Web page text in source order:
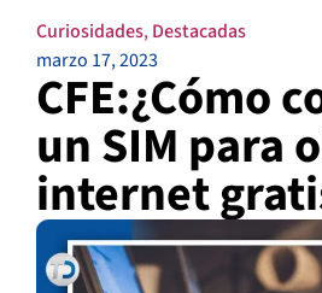
Curiosidades,Destacadas
marzo 17, 2023
CFE:¿Cómo
un SIM para
internet